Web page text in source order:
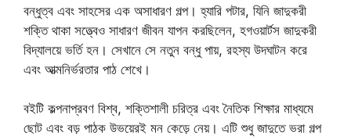
বন্ধুত্ব এবং সাহসের এক অসাধারণ গল্প। হ্যারি পটার, যিনি জাদুকরী
শক্তি থাকা সত্ত্বেও সাধারণ জীবন যাপন করছিলেন, হগওয়ার্টস জাদুকরী
বিদ্যালয়ে ভর্তি হন। সেখানে সে নতুন বন্ধু পায়, রহস্য উদঘাটন করে
এবং আত্মনির্ভরতার পাঠ শেখে।
বইটি কল্পনাপ্রবণ বিশ্ব, শক্তিশালী চরিত্র এবং নৈতিক শিক্ষার মাধ্যমে
ছোট এবং বড় পাঠক উভয়েরই মন কেড়ে নেয়। এটি শুধু জাদুতে ভরা গল্প